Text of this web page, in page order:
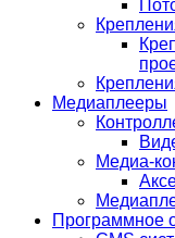
Медиаплееры
Медиа-
Программное